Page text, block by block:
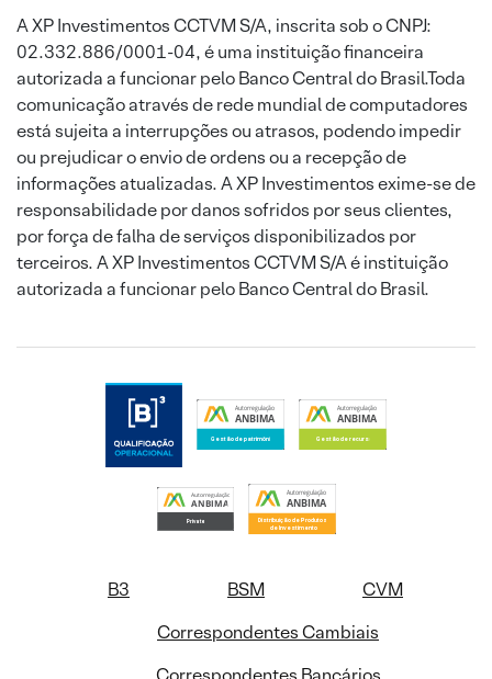
A XP Investimentos CCTVM S/A, inscrita sob o CNPJ:
02.332.886/0001-04, é uma instituição financeira
autorizada a funcionar pelo Banco Central do Brasil.Toda
comunicação através de rede mundial de computadores
está sujeita a interrupções ou atrasos, podendo impedir
ou prejudicar o envio de ordens ou a recepção de
informações atualizadas. A XP Investimentos exime-se de
responsabilidade por danos sofridos por seus clientes,
por força de falha de serviços disponibilizados por
terceiros. A XP Investimentos CCTVM S/A é instituição
autorizada a funcionar pelo Banco Central do Brasil.
B3 BSM
CVM
Correspondentes Cambiais